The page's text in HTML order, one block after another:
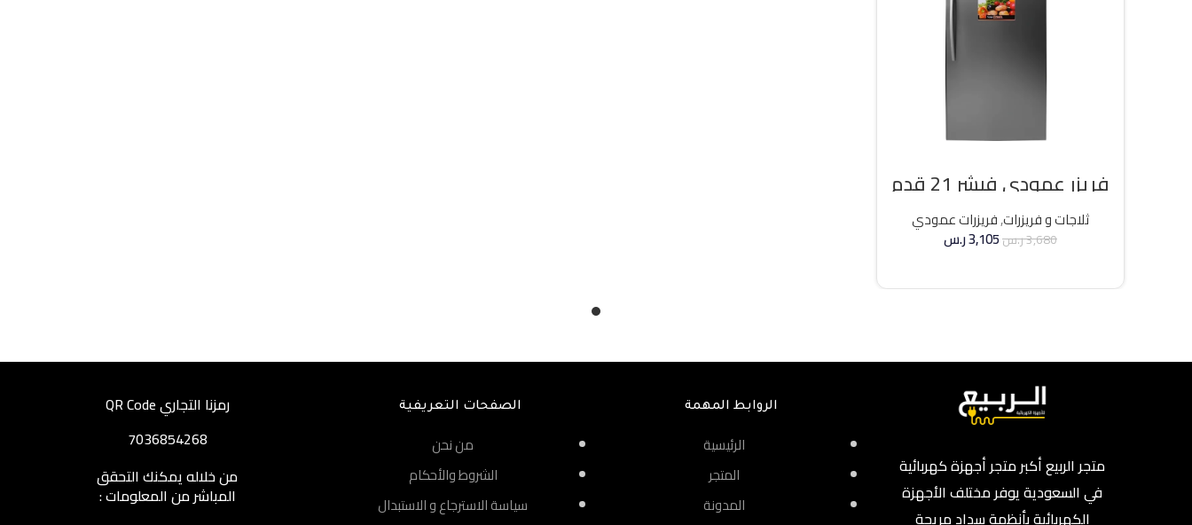
فريزر عمودي فيشر 21 قدم انفرتر – فضي
ثلاجات و فريزرات,فريزرات عمودي
3,680ر.س3,105ر.س
متجر الربيع أكبر متجر أجهزة كهربائية
في السعودية يوفر مختلف الأجهزة
الكهربائية بأنظمة سداد مريحة
الروابط المهمة
الرئيسية
المتجر
المدونة
الصفحات التعريفية
من نحن
الشروط والأحكام
سياسة الاسترجاع و الاستبدال
رمزنا التجاري QR Code
7036854268
من خلاله يمكنك التحقق
المباشر من المعلومات :